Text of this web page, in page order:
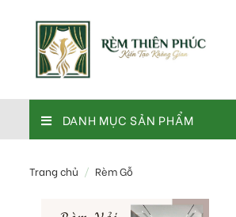
content
DANH MỤC SẢN PHẨM
Trang chủ / Rèm Gỗ